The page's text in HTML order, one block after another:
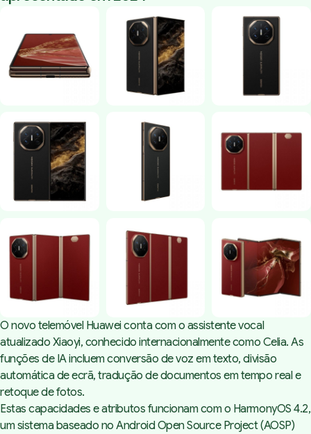
O novo telemóvel Huawei conta com o assistente vocal
atualizado Xiaoyi, conhecido internacionalmente como Celia. As
funções de IA incluem conversão de voz em texto, divisão
automática de ecrã, tradução de documentos em tempo real e
retoque de fotos.
Estas capacidades e atributos funcionam com o HarmonyOS 4.2,
um sistema baseado no Android Open Source Project (AOSP)